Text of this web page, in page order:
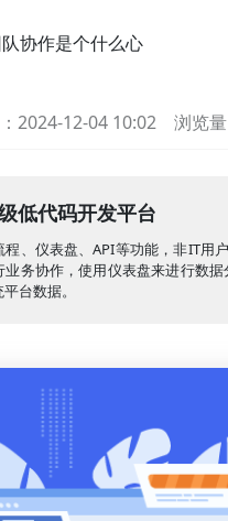
协作是个什么心
2024-12-04 10:02 浏览
低代码开发平台
程、仪表盘、API等功能，非IT用
业务协作，使用仪表盘来进行数
台数据。